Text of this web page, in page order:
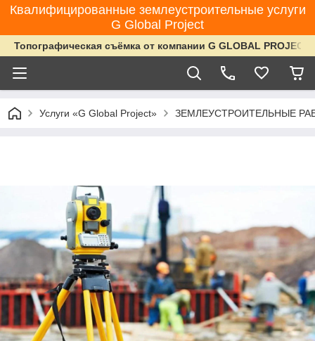
Квалифицированные землеустроительные услуги
G Global Project
Топографическая съёмка от компании G GLOBAL PROJECT
Услуги «G Global Project» ЗЕМЛЕУСТРОИТЕЛЬНЫЕ